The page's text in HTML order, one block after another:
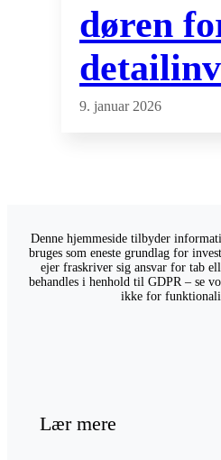
døren
9. januar 2026
Denne hjemmeside tilbyder
bruges som eneste grundlag for
ejer fraskriver sig ansvar for tab
behandles i henhold til GDPR – se
ikke for
Lær mere